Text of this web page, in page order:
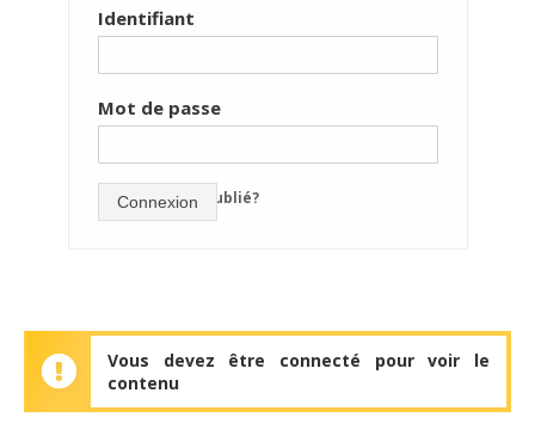
Identifiant
Mot de passe
mot de passe oublié?
Connexion
Vous devez être connecté pour voir le
contenu